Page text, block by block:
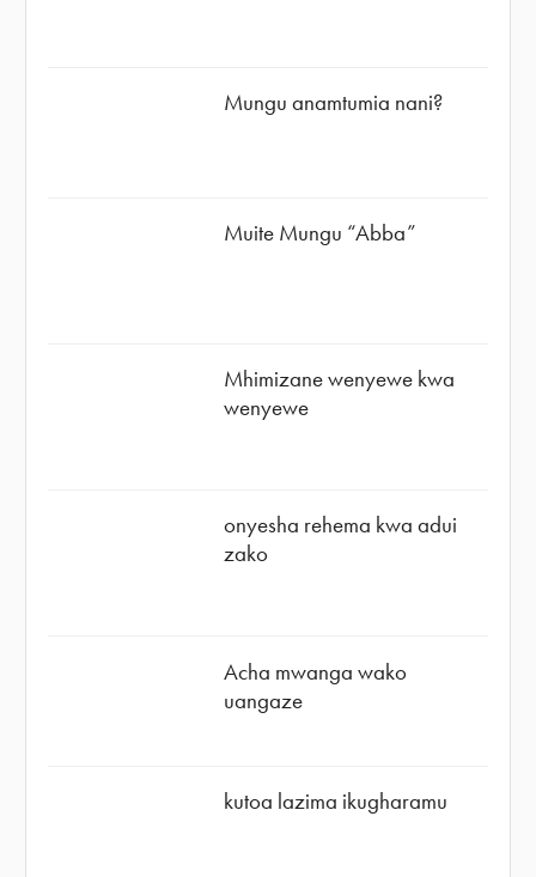
Mungu anamtumia nani?
Muite Mungu “Abba”
Mhimizane wenyewe kwa
wenyewe
onyesha rehema kwa adui
zako
Acha mwanga wako
uangaze
kutoa lazima ikugharamu